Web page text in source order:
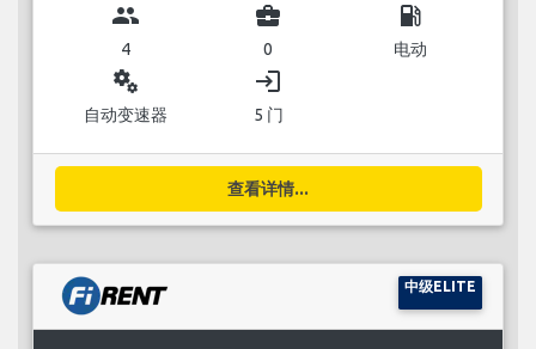
group
4
business_center
0
local_gas_station
电动
miscellaneous_services
自动变速器
login
5 门
查看详情...
中级ELITE